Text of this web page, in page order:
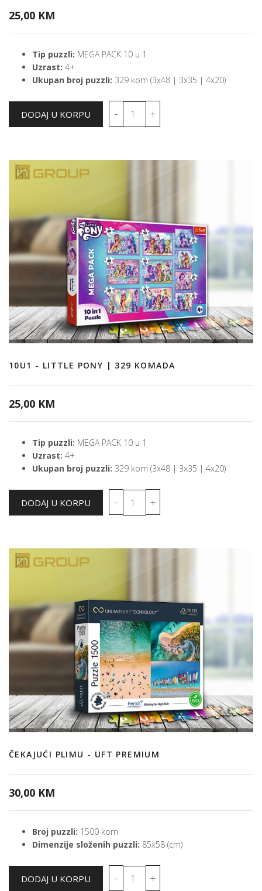
25,00 KM
Tip puzzli: MEGA PACK 10 u 1
Uzrast: 4+
Ukupan broj puzzli: 329 kom (3x48 | 3x35 | 4x20)
10U1 - LITTLE PONY | 329 KOMADA
25,00 KM
Tip puzzli: MEGA PACK 10 u 1
Uzrast: 4+
Ukupan broj puzzli: 329 kom (3x48 | 3x35 | 4x20)
ČEKAJUĆI PLIMU - UFT PREMIUM
30,00 KM
Broj puzzli: 1500 kom
Dimenzije složenih puzzli: 85x58 (cm)